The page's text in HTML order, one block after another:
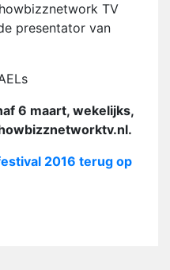
TV
presentator van
6 maart, wekelijks,
2016 terug op